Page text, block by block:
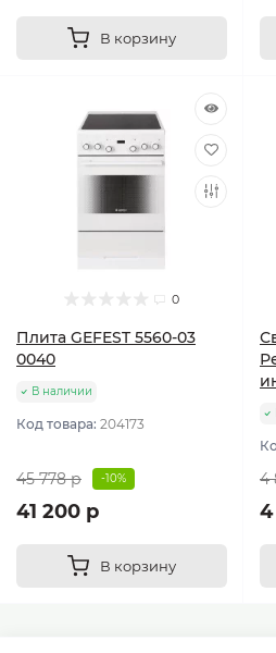
В корзину
0
Плита GEFEST 5560-03
0040
В наличии
Код товара: 204173
45 778 р -10%
41 200 р
В корзину
4